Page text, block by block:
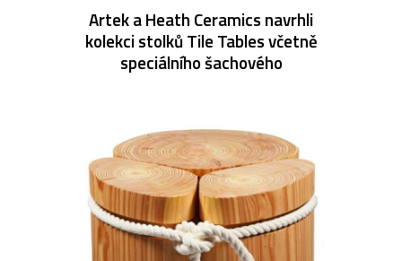
Artek a Heath Ceramics navrhli
kolekci stolků Tile Tables včetně
speciálního šachového